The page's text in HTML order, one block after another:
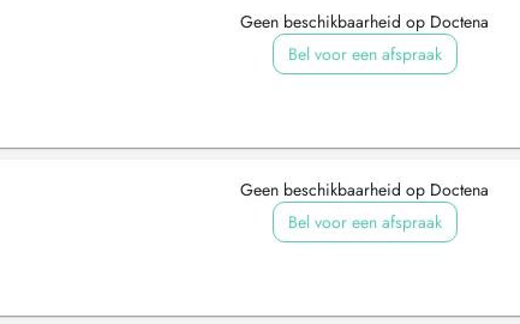
Geen beschikbaarheid op Doctena
Bel voor een afspraak
Geen beschikbaarheid op Doctena
Bel voor een afspraak